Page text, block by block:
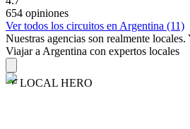
654 opiniones
Ver todos los circuitos en Argentina (11)
Nuestras agencias son realmente locales.
Viajar a Argentina con expertos locales
LOCAL HERO